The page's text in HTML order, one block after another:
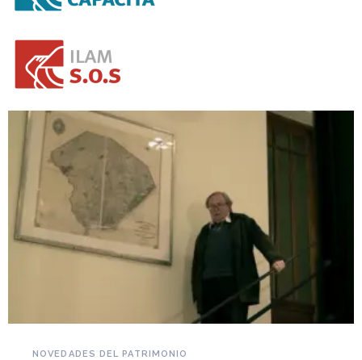
NOVEDADES DEL PATRIMONIO